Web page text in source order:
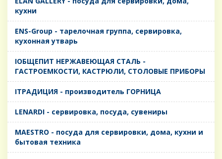
кухни
ENS-Group - тарелочная группа, сервировка,
кухонная утварь
IОБЩЕПИТ НЕРЖАВЕЮЩАЯ СТАЛЬ -
ГАСТРОЕМКОСТИ, КАСТРЮЛИ, СТОЛОВЫЕ ПРИБОРЫ
IТРАДИЦИЯ - производитель ГОРНИЦА
LENARDI - сервировка, посуда, сувениры
MAESTRO - посуда для сервировки, дома, кухни и
бытовая техника